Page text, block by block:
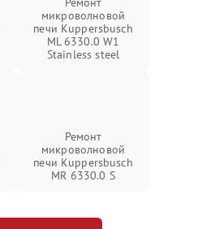
микроволновой
печи Kuppersbusch
ML 6330.0 W1
Stainless steel
Ремонт
микроволновой
печи Kuppersbusch
MR 6330.0 S